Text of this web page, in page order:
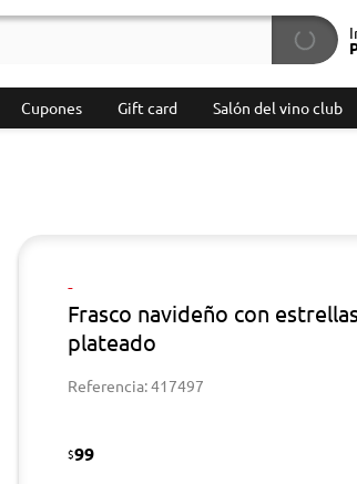
Cupones Gift card Salón del vino club
-
Frasco navideño con
plateado
Referencia: 417497
$99